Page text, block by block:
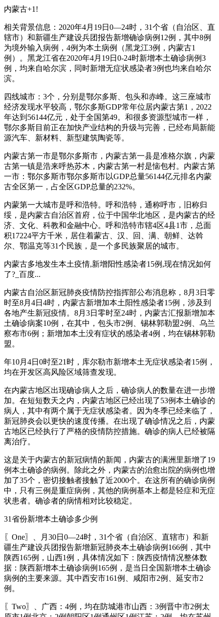
内蒙古+1!
相关背景信息：2020年4月19日0—24时，31个省（自治区、直
辖市）和新疆生产建设兵团报告新增确诊病例12例，其中8例
为境外输入病例，4例为本土病例（黑龙江3例，内蒙古1
例）。黑龙江省在2020年4月19日0-24时新增本土确诊病例3
例，均来自哈尔滨，同时新增无症状感染者3例也均来自哈尔
滨。
四线城市：3个，分别是鄂尔多斯、包头和赤峰。这三座城市
经济发现水平较高，鄂尔多斯GDP常年位居内蒙古第1，2022
年达到56144亿元，处于全国第49。和很多资源型城市一样，
鄂尔多斯目前正在加快产业结构的升级与完善，已经布局新能
源汽车、新材料、新型建筑陶瓷等。
内蒙古第一市是鄂尔多斯市，内蒙古第一县是准格尔旗，内蒙
古第一镇是浩来呼热苏木，内蒙古第一村是恼包村。内蒙古第
一市：鄂尔多斯市鄂尔多斯市以GDP总量56144亿元排名内蒙
古全区第一，占全区GDP总量的232%。
内蒙第一大城市是呼和浩特。呼和浩特，通称呼市，旧称归
绥，是内蒙古自治区首府，位于中国华北地区，是内蒙古的经
济、文化、科教和金融中心。呼和浩特市辖4区4县1市，总面
积17224平方千米，居住着蒙古、汉、回、满、朝鲜、达斡
尔、鄂温克等31个民族，是一个多民族聚居的城市。
内蒙古多地发生本土疫情,新增阳性感染者15例,现在情况如何
了?_百度...
内蒙古自治区新冠肺炎疫情防控指挥部公布消息称，8月3日零
时至8月4日4时，内蒙古新增加本土阳性感染者15例，涉及到
各地产生新冠疫情。8月3日零时至24时，内蒙古汇报新增加本
土确诊病案10例，在其中，包头市2例、锡林郭勒盟2例、乌兰
察布市6例；新增加本土没有症状的感染者4例，均在锡林郭勒
盟。
年10月4日0时至21时，库尔勒市新增本土无症状感染者15例，
均在开发区高风险区域筛查发现。
在内蒙古地区出现确诊病人之后，确诊病人的数量在进一步增
加。在短短数天之内，内蒙古地区已经出现了53例本土确诊的
病人，其中有两个属于无症状感染者。因为冬季已经来临了，
新冠肺炎会以更快的速度传播。在出现了确诊情况之后，内蒙
古地区已经执行了严格的疫情防控措施。确诊的病人已经被隔
离治疗。
这是关于内蒙古的新冠病情的新闻，内蒙古的满洲里新增了19
例本土确诊的病例。除此之外，内蒙古的治愈出院的病例也增
加了35个，密切接触者接触了近2000个。在这所有的确诊病例
中，只有三例是重症病例，其他的病例基本上都是轻症和无症
状患者。确诊者的病情相对比较稳定。
31省份新增本土确诊多少例
〖One〗、月30日0—24时，31个省（自治区、直辖市）和新
疆生产建设兵团报告新增新冠肺炎本土确诊病例166例，其中
陕西165例，山西1例，具体情况如下：陕西疫情情况整体数
据：陕西新增本土确诊病例165例，是当日全国新增本土确诊
病例的主要来源。其中西安市161例、咸阳市2例、延安市2
例。
〖Two〗、广西：4例，均在防城港市山西：3例晋中市2例太